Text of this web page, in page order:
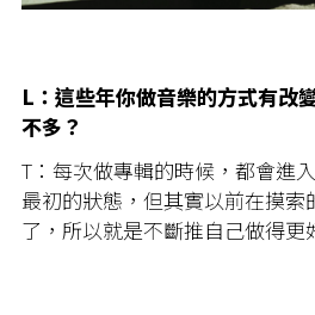
L：這些年你做音樂的方式有改
不多？
T：每次做專輯的時候，都會進
最初的狀態，但其實以前在摸
了，所以就是不斷推自己做得更